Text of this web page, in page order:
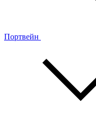
Портвейн